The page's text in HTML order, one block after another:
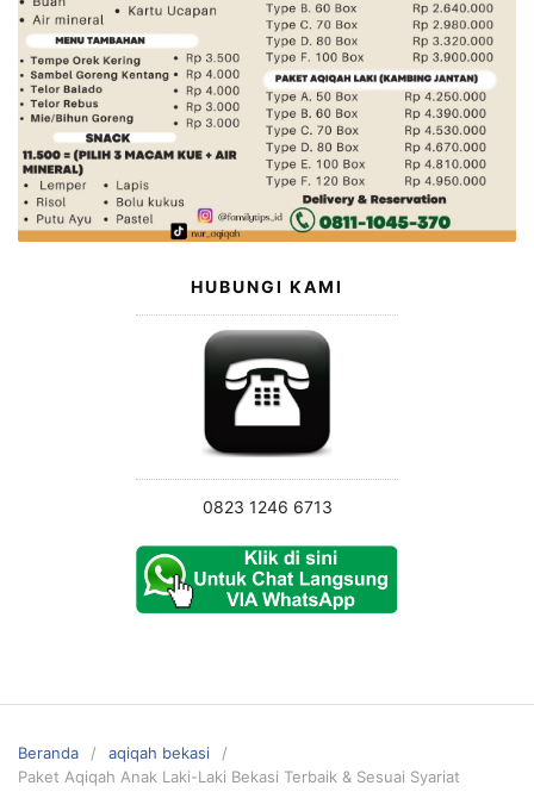
HUBUNGI KAMI
0823 1246 6713
Beranda
aqiqah bekasi
Paket Aqiqah Anak Laki-Laki Bekasi Terbaik & Sesuai Syariat